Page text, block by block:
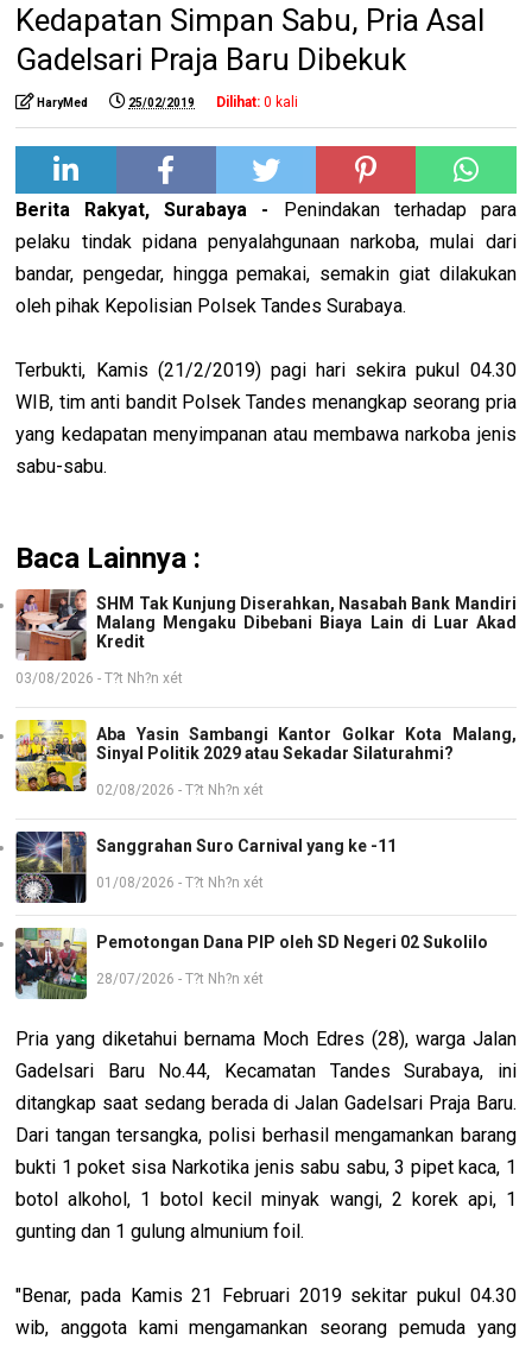
Kedapatan Simpan Sabu, Pria Asal
Gadelsari Praja Baru Dibekuk
HaryMed 25/02/2019 Dilihat: 0 kali
Berita Rakyat, Surabaya - Penindakan terhadap para
pelaku tindak pidana penyalahgunaan narkoba, mulai dari
bandar, pengedar, hingga pemakai, semakin giat dilakukan
oleh pihak Kepolisian Polsek Tandes Surabaya.
Terbukti, Kamis (21/2/2019) pagi hari sekira pukul 04.30
WIB, tim anti bandit Polsek Tandes menangkap seorang pria
yang kedapatan menyimpanan atau membawa narkoba jenis
sabu-sabu.
Baca Lainnya :
SHM Tak Kunjung Diserahkan, Nasabah Bank Mandiri
Malang Mengaku Dibebani Biaya Lain di Luar Akad
Kredit
03/08/2026 - T?t Nh?n xét
Aba Yasin Sambangi Kantor Golkar Kota Malang,
Sinyal Politik 2029 atau Sekadar Silaturahmi?
02/08/2026 - T?t Nh?n xét
Sanggrahan Suro Carnival yang ke -11
01/08/2026 - T?t Nh?n xét
Pemotongan Dana PIP oleh SD Negeri 02 Sukolilo
28/07/2026 - T?t Nh?n xét
Pria yang diketahui bernama Moch Edres (28), warga Jalan
Gadelsari Baru No.44, Kecamatan Tandes Surabaya, ini
ditangkap saat sedang berada di Jalan Gadelsari Praja Baru.
Dari tangan tersangka, polisi berhasil mengamankan barang
bukti 1 poket sisa Narkotika jenis sabu sabu, 3 pipet kaca, 1
botol alkohol, 1 botol kecil minyak wangi, 2 korek api, 1
gunting dan 1 gulung almunium foil.
"Benar, pada Kamis 21 Februari 2019 sekitar pukul 04.30
wib, anggota kami mengamankan seorang pemuda yang